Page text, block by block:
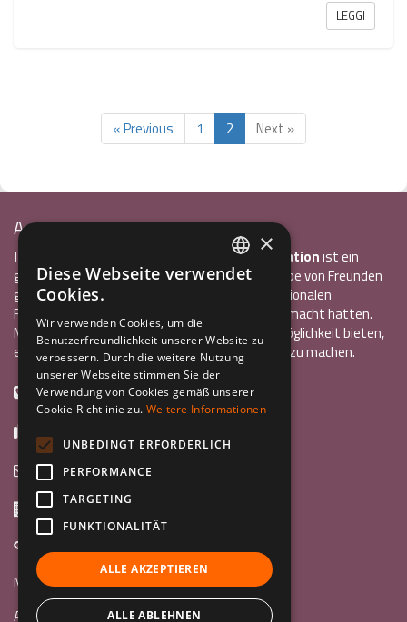
LEGGI
« Previous 1 2 Next »
Associazione Inco
InCo – Verein für Interkulturelle Kommunikationist ein
gemeinnütziger Verein, der 2004 von einer Gruppe von Freunden
gegründet wurde, die alle bereits einen internationalen
Freiwilligendienst oder ein Auslandsstudium gemacht hatten.
Mit InCo wollten sie anderen Jugendlichen die Möglichkeit bieten,
eine ähnlich bereichernde Erfahrung im Ausland zu machen.
+39 0461 984355
info@incoweb.org
Via G. Galilei, 24 38122 - Trento (TN)
Mach mit »
Au Pair
ITALIAN
GERMAN
×
Diese Webseite verwendet
Cookies.
Wir verwenden Cookies, um die
Benutzerfreundlichkeit unserer Website zu
verbessern. Durch die weitere Nutzung
unserer Webseite stimmen Sie der
Verwendung von Cookies gemäß unserer
Cookie-Richtlinie zu. Weitere Informationen
UNBEDINGT ERFORDERLICH
PERFORMANCE
TARGETING
FUNKTIONALITÄT
ALLE AKZEPTIEREN
ALLE ABLEHNEN